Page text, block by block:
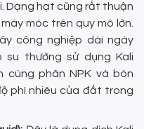
Dạng hạt cũng rất thuận
móc trên quy mô lớn.
công nghiệp dài ngày
thường sử dụng Kali
cùng phân NPK và bón
phì nhiêu của đất trong